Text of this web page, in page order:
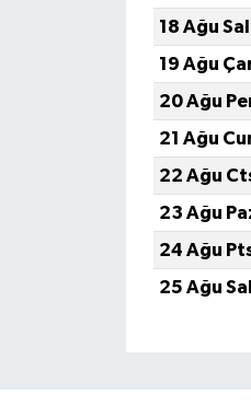
18 Ağu Sal
19 Ağu
20 Ağu
21 Ağu
22 Ağu
23 Ağu
24 Ağu
25 Ağu Sal